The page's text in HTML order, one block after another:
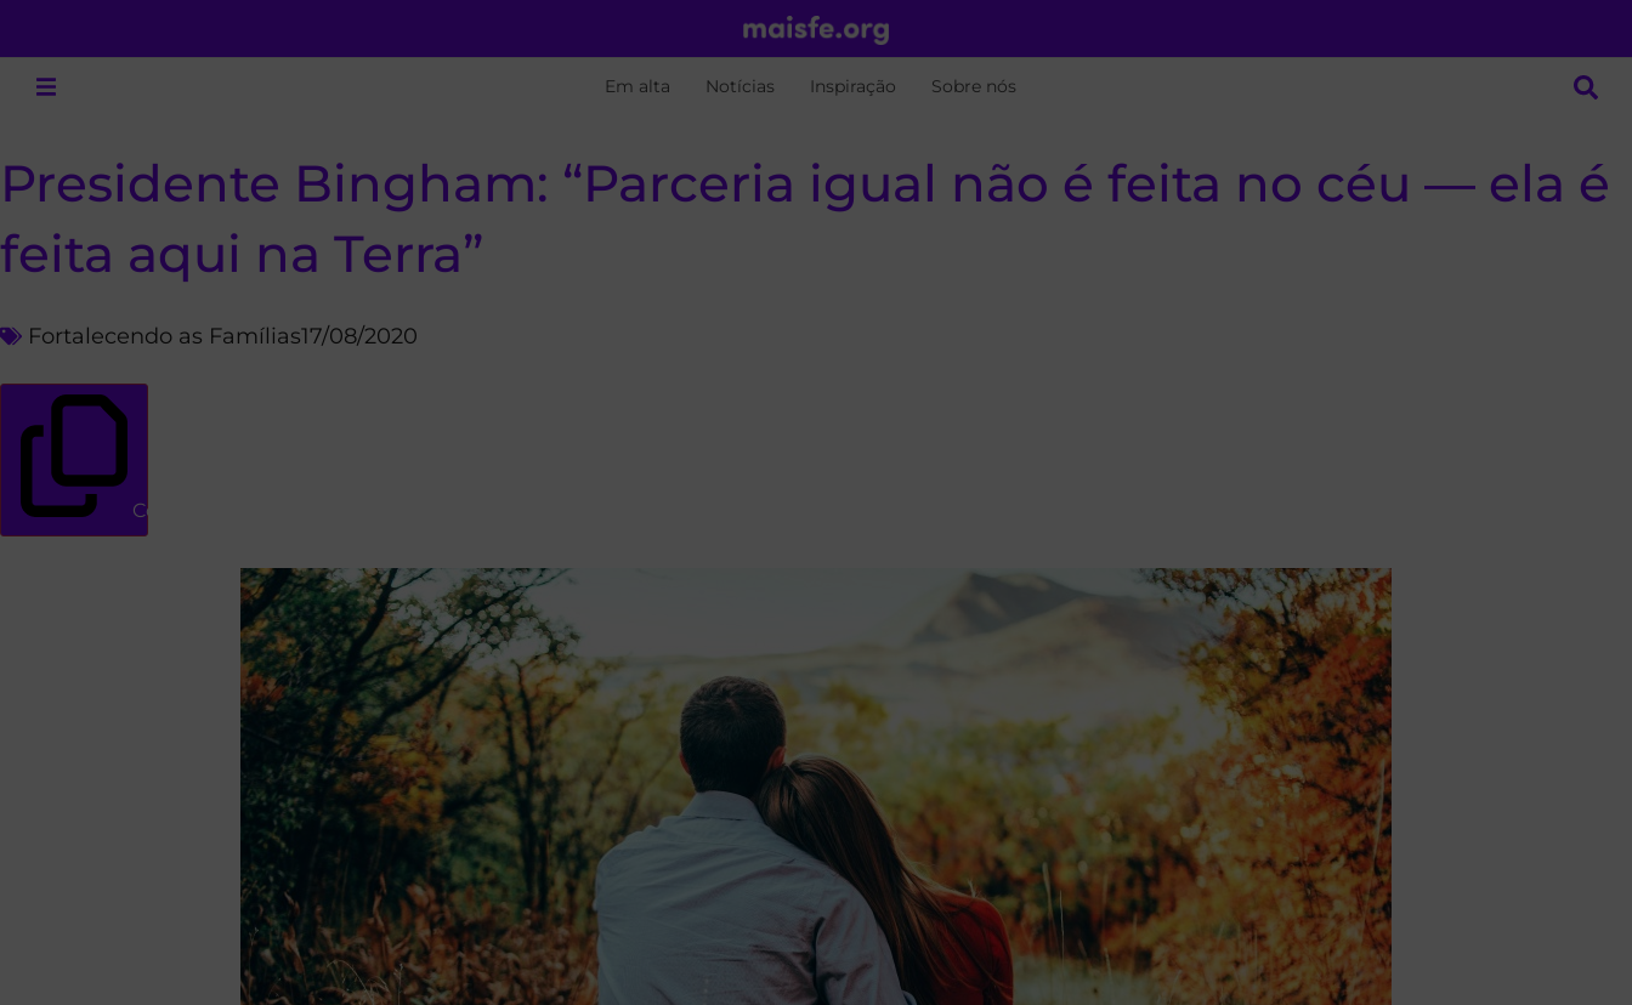
Em alta Notícias Inspiração Sobre nós
Presidente Bingham: “Parceria igual não é feita no céu — ela é
feita aqui na Terra”
Fortalecendo as Famílias17/08/2020
Copiar link